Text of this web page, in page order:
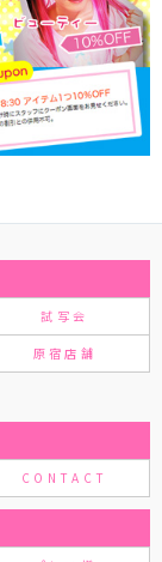
試写会
原宿店舗
CONTACT